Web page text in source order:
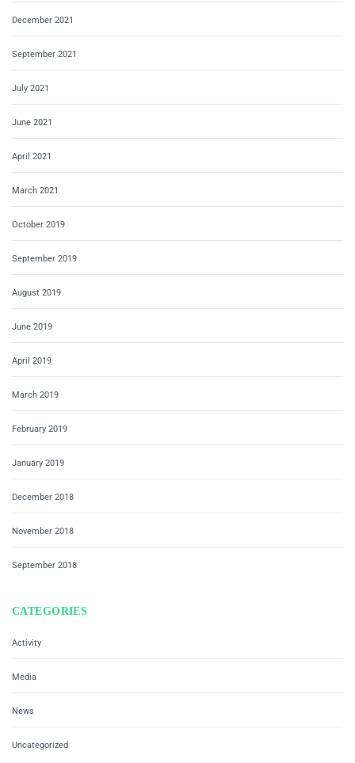
December 2021
September 2021
July 2021
June 2021
April 2021
March 2021
October 2019
September 2019
August 2019
June 2019
April 2019
March 2019
February 2019
January 2019
December 2018
November 2018
September 2018
CATEGORIES
Activity
Media
News
Uncategorized